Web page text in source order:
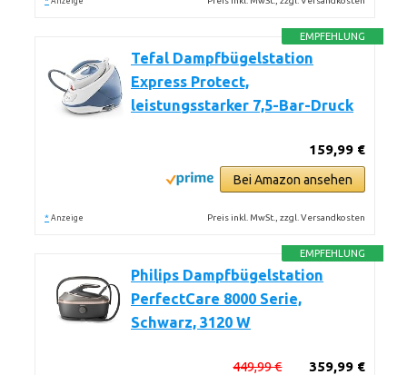
EMPFEHLUNG
Tefal Dampfbügelstation
Express Protect,
leistungsstarker 7,5-Bar-Druck
159,99 €
Bei Amazon ansehen
* Anzeige Preis inkl. MwSt., zzgl. Versandkosten
EMPFEHLUNG
Philips Dampfbügelstation
PerfectCare 8000 Serie,
Schwarz, 3120 W
359,99 €
449,99 €